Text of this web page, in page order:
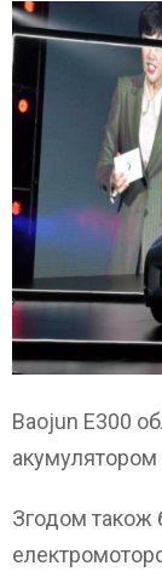
Baojun E300
акумулятором
Згодом також